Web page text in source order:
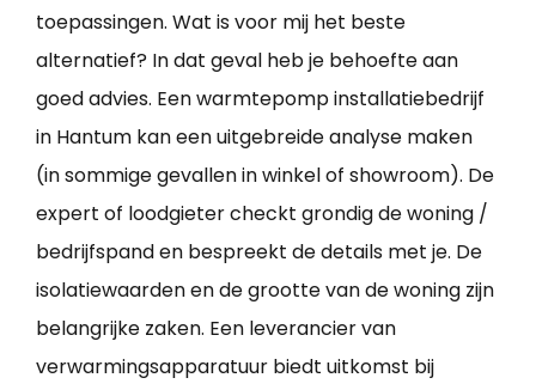
toepassingen. Wat is voor mij het beste
alternatief? In dat geval heb je behoefte aan
goed advies. Een warmtepomp installatiebedrijf
in Hantum kan een uitgebreide analyse maken
(in sommige gevallen in winkel of showroom). De
expert of loodgieter checkt grondig de woning /
bedrijfspand en bespreekt de details met je. De
isolatiewaarden en de grootte van de woning zijn
belangrijke zaken. Een leverancier van
verwarmingsapparatuur biedt uitkomst bij